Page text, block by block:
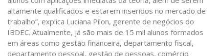
altamente qualificados e estarem inseridos no mercado de
trabalho”, explica Luciana Pilon, gerente de negócios do
IBDEC. Atualmente, já são mais de 15 mil alunos formados
em áreas como gestão financeira, departamento fiscal,
departamento pessoal, gestão de pessoas, comércio